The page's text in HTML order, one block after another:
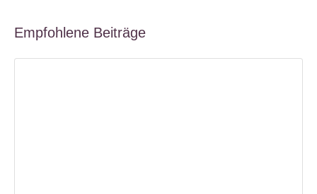
Empfohlene Beiträge